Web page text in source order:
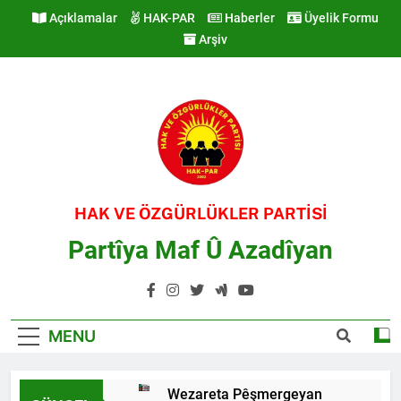
Açıklamalar HAK-PAR Haberler
Üyelik Formu
Arşiv
HAK VE ÖZGÜRLÜKLER PARTİSİ
Partîya Maf Û Azadîyan
MENU
Wezareta Pêşmergeyan